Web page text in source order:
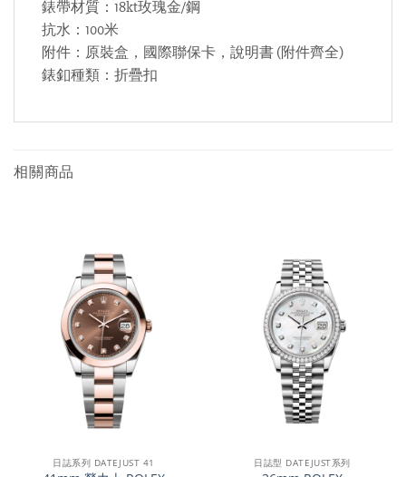
錶帶材質：18kt玫瑰金/鋼
抗水：100米
附件：原裝盒，國際聯保卡，說明書 (附件齊全)
錶釦種類：折疊扣
相關商品
日誌系列 DATEJUST 41 日誌型 DATEJUST系列